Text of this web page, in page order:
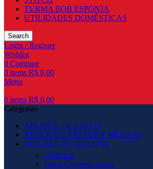
TURMA BOB ESPONJA
UTILIDADES DOMÉSTICAS
Search
Login / Register
Wishlist
0 Compare
0 items R$ 0,00
Menu
0 items R$ 0,00
Categorias
APLIQUE DE LAÇOS
APLIQUE CABELOS E MECHAS
MOLDES DE SILICONE
Arabesco
Datas Comemorativas